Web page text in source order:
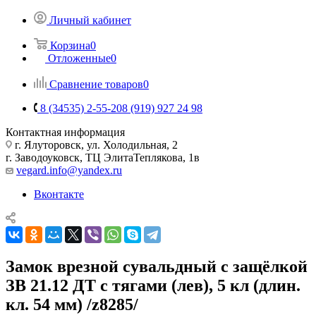
Личный кабинет
Корзина0
Отложенные0
Сравнение товаров0
8 (34535) 2-55-208 (919) 927 24 98
Контактная информация
г. Ялуторовск, ул. Холодильная, 2
г. Заводоуковск, ​ТЦ Элита​Теплякова, 1в
vegard.info@yandex.ru
Вконтакте
Замок врезной сувальдный с защёлкой
ЗВ 21.12 ДТ с тягами (лев), 5 кл (длин.
кл. 54 мм) /z8285/